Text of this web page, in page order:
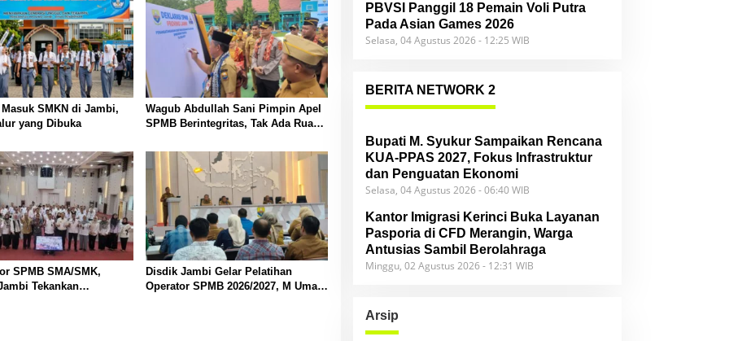
Masuk SMKN di Jambi,
yang Dibuka
Wagub Abdullah Sani Pimpin Apel
SPMB Berintegritas, Tak Ada Ruang
SPMB SMA/SMK,
Tekankan
Disdik Jambi Gelar Pelatihan
Operator SPMB 2026/2027, M Umar
PBVSI Panggil 18 Pemain Voli Putra
Pada Asian Games 2026
Selasa, 04 Agustus 2026 - 12:25 WIB
BERITA NETWORK 2
Bupati M. Syukur Sampaikan Rencana
KUA-PPAS 2027, Fokus Infrastruktur
dan Penguatan Ekonomi
Selasa, 04 Agustus 2026 - 06:40 WIB
Kantor Imigrasi Kerinci Buka Layanan
Pasporia di CFD Merangin, Warga
Antusias Sambil Berolahraga
Minggu, 02 Agustus 2026 - 12:31 WIB
Arsip